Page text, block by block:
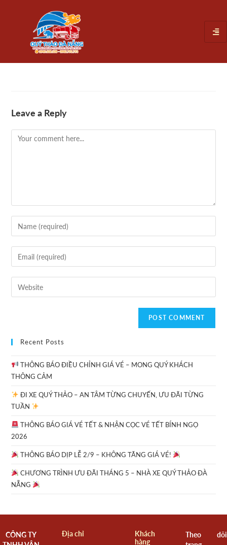
Leave a Reply
Recent Posts
THÔNG BÁO ĐIỀU CHỈNH GIÁ VÉ – MONG QUÝ KHÁCH
THÔNG CẢM
ĐI XE QUÝ THẢO – AN TÂM TỪNG CHUYẾN, ƯU ĐÃI TỪNG
TUẦN
THÔNG BÁO GIÁ VÉ TẾT & NHẬN CỌC VÉ TẾT BÍNH NGỌ
2026
THÔNG BÁO DỊP LỄ 2/9 – KHÔNG TĂNG GIÁ VÉ!
CHƯƠNG TRÌNH ƯU ĐÃI THÁNG 5 – NHÀ XE QUÝ THẢO ĐÀ
NẴNG
CÔNG TY
Địa chỉ
Khách
hàng
Theo dõi